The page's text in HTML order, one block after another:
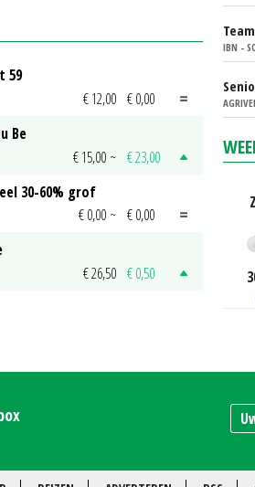
59
€ 12,00 € 0,00
Be
€ 15,00 ~ € 23,00
30-60% grof
€ 0,00 ~ € 0,00
€ 26,50 € 0,50
IBN -